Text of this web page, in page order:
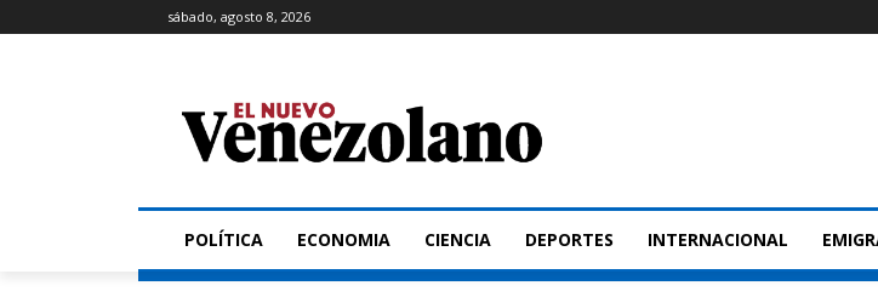
sábado, agosto 8, 2026
POLÍTICA ECONOMIA CIENCIA DEPORTES INTERNACIONAL